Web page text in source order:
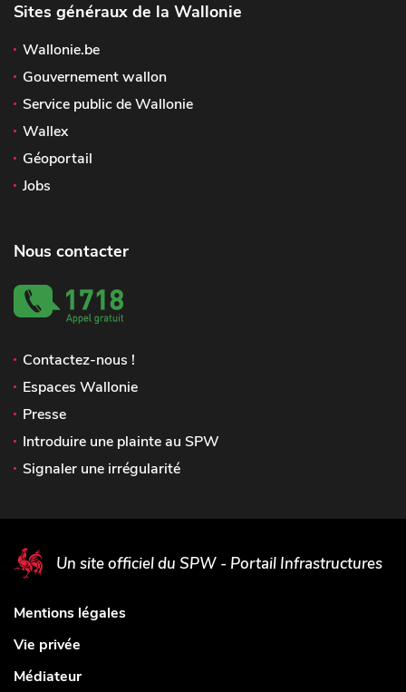
Sites généraux de la Wallonie
Wallonie.be
Gouvernement wallon
Service public de Wallonie
Wallex
Géoportail
Jobs
Nous contacter
Contactez-nous !
Espaces Wallonie
Presse
Introduire une plainte au SPW
Signaler une irrégularité
Un site officiel du SPW - Portail Infrastructures
Mentions légales
Vie privée
Médiateur